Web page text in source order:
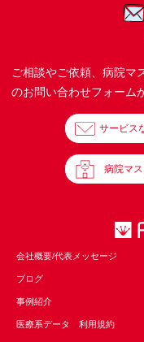
ご相談やご依頼、病院マ
のお問い合わせフォーム
サービス
病院マ
会社概要/代表メッセージ
ブログ
事例紹介
医療系データ 利用規約